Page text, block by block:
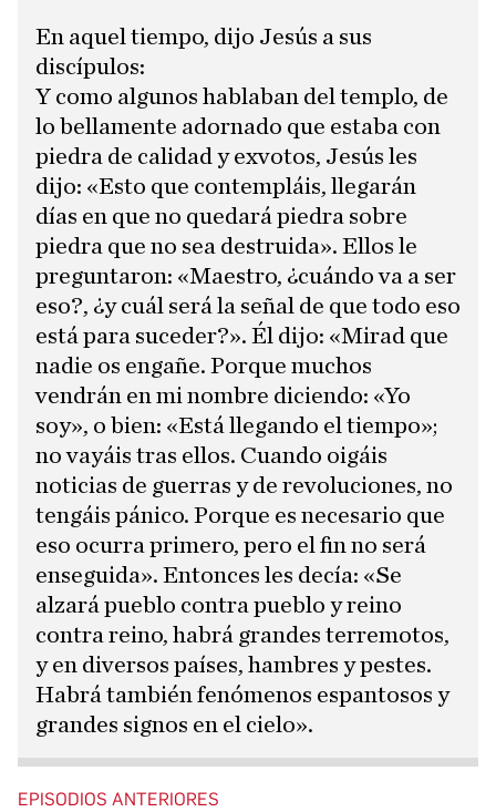
En aquel tiempo, dijo Jesús a sus
discípulos:
Y como algunos hablaban del templo, de
lo bellamente adornado que estaba con
piedra de calidad y exvotos, Jesús les
dijo: «Esto que contempláis, llegarán
días en que no quedará piedra sobre
piedra que no sea destruida». Ellos le
preguntaron: «Maestro, ¿cuándo va a ser
eso?, ¿y cuál será la señal de que todo eso
está para suceder?». Él dijo: «Mirad que
nadie os engañe. Porque muchos
vendrán en mi nombre diciendo: «Yo
soy», o bien: «Está llegando el tiempo»;
no vayáis tras ellos. Cuando oigáis
noticias de guerras y de revoluciones, no
tengáis pánico. Porque es necesario que
eso ocurra primero, pero el fin no será
enseguida». Entonces les decía: «Se
alzará pueblo contra pueblo y reino
contra reino, habrá grandes terremotos,
y en diversos países, hambres y pestes.
Habrá también fenómenos espantosos y
grandes signos en el cielo».
EPISODIOS ANTERIORES